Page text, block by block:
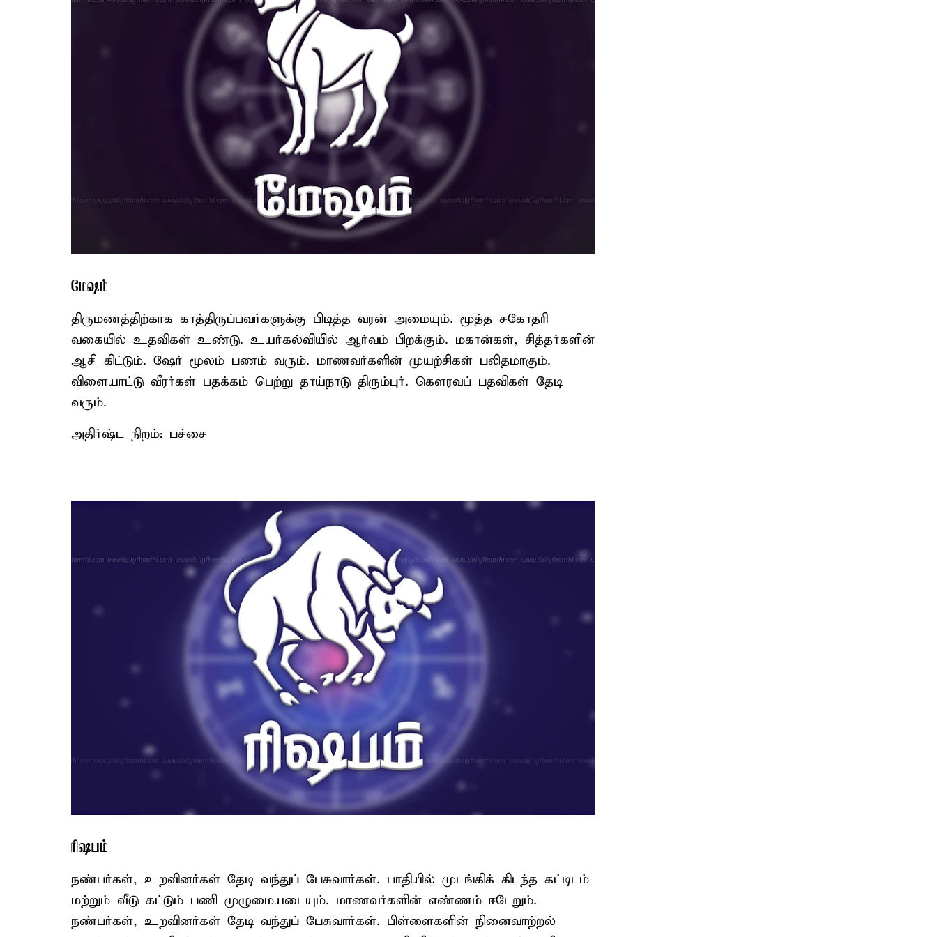
மேஷம்
திருமணத்திற்காக காத்திருப்பவர்களுக்கு பிடித்த வரன் அமையும். மூத்த சகோதரி
வகையில் உதவிகள் உண்டு. உயர்கல்வியில் ஆர்வம் பிறக்கும். மகான்கள், சித்தர்களின்
ஆசி கிட்டும். ஷேர் மூலம் பணம் வரும். மாணவர்களின் முயற்சிகள் பலிதமாகும்.
விளையாட்டு வீரர்கள் பதக்கம் பெற்று தாய்நாடு திரும்புர். கௌரவப் பதவிகள் தேடி
வரும்.
அதிர்ஷ்ட நிறம்: பச்சை
ரிஷபம்
நண்பர்கள், உறவினர்கள் தேடி வந்துப் பேசுவார்கள். பாதியில் முடங்கிக் கிடந்த கட்டிடம்
மற்றும் வீடு கட்டும் பணி முழுமையடையும். மாணவர்களின் எண்ணம் ஈடேறும்.
நண்பர்கள், உறவினர்கள் தேடி வந்துப் பேசுவார்கள். பிள்ளைகளின் நினைவாற்றல்